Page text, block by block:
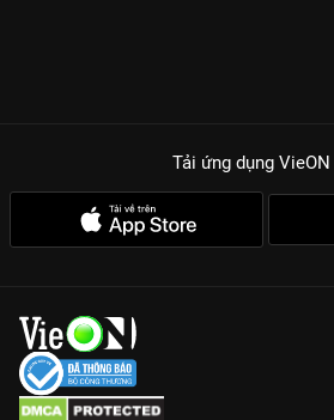
Tải ứng dụng VieON